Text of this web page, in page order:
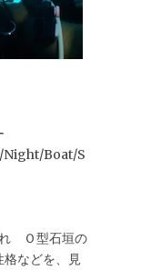
Night/Boat/S
Ｏ型石垣の
などを、見